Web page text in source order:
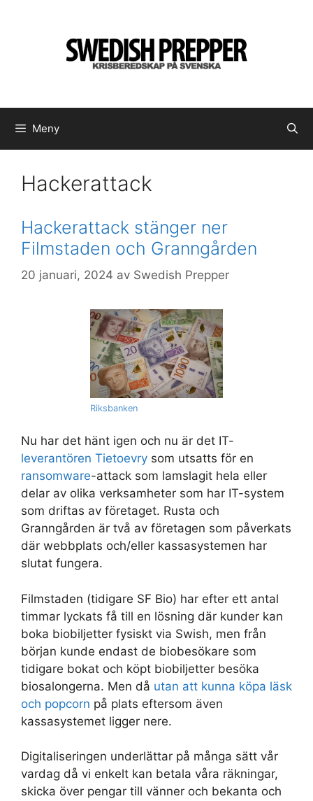
Meny
Hackerattack
Hackerattack stänger ner
Filmstaden och Granngården
20 januari, 2024 av Swedish Prepper
Riksbanken
Nu har det hänt igen och nu är det IT-
leverantören Tietoevry som utsatts för en
ransomware-attack som lamslagit hela eller
delar av olika verksamheter som har IT-system
som driftas av företaget. Rusta och
Granngården är två av företagen som påverkats
där webbplats och/eller kassasystemen har
slutat fungera.
Filmstaden (tidigare SF Bio) har efter ett antal
timmar lyckats få till en lösning där kunder kan
boka biobiljetter fysiskt via Swish, men från
början kunde endast de biobesökare som
tidigare bokat och köpt biobiljetter besöka
biosalongerna. Men då utan att kunna köpa läsk
och popcorn på plats eftersom även
kassasystemet ligger nere.
Digitaliseringen underlättar på många sätt vår
vardag då vi enkelt kan betala våra räkningar,
skicka över pengar till vänner och bekanta och